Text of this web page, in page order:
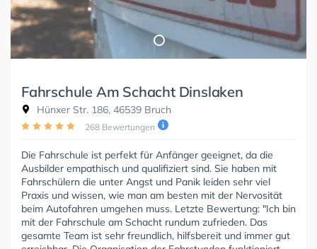
Fahrschule Am Schacht Dinslaken
Hünxer Str. 186, 46539 Bruch
268 Bewertungen
Die Fahrschule ist perfekt für Anfänger geeignet, da die
Ausbilder empathisch und qualifiziert sind. Sie haben mit
Fahrschülern die unter Angst und Panik leiden sehr viel
Praxis und wissen, wie man am besten mit der Nervosität
beim Autofahren umgehen muss. Letzte Bewertung: "Ich bin
mit der Fahrschule am Schacht rundum zufrieden. Das
gesamte Team ist sehr freundlich, hilfsbereit und immer gut